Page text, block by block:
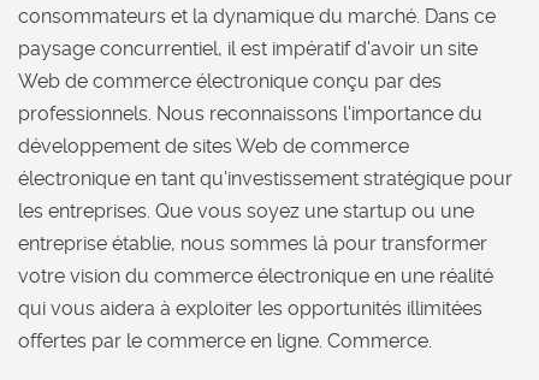
consommateurs et la dynamique du marché. Dans ce
paysage concurrentiel, il est impératif d'avoir un site
Web de commerce électronique conçu par des
professionnels. Nous reconnaissons l'importance du
développement de sites Web de commerce
électronique en tant qu'investissement stratégique pour
les entreprises. Que vous soyez une startup ou une
entreprise établie, nous sommes là pour transformer
votre vision du commerce électronique en une réalité
qui vous aidera à exploiter les opportunités illimitées
offertes par le commerce en ligne. Commerce.